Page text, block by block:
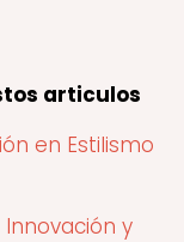
articulos
en Estilismo
Innovación y